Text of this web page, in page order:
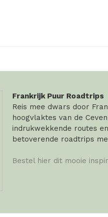
Frankrijk Puur Roadtrips
Reis mee dwars door
hoogvlaktes van de
indrukwekkende routes
betoverende roadtrips
Bestel hier dit mooie